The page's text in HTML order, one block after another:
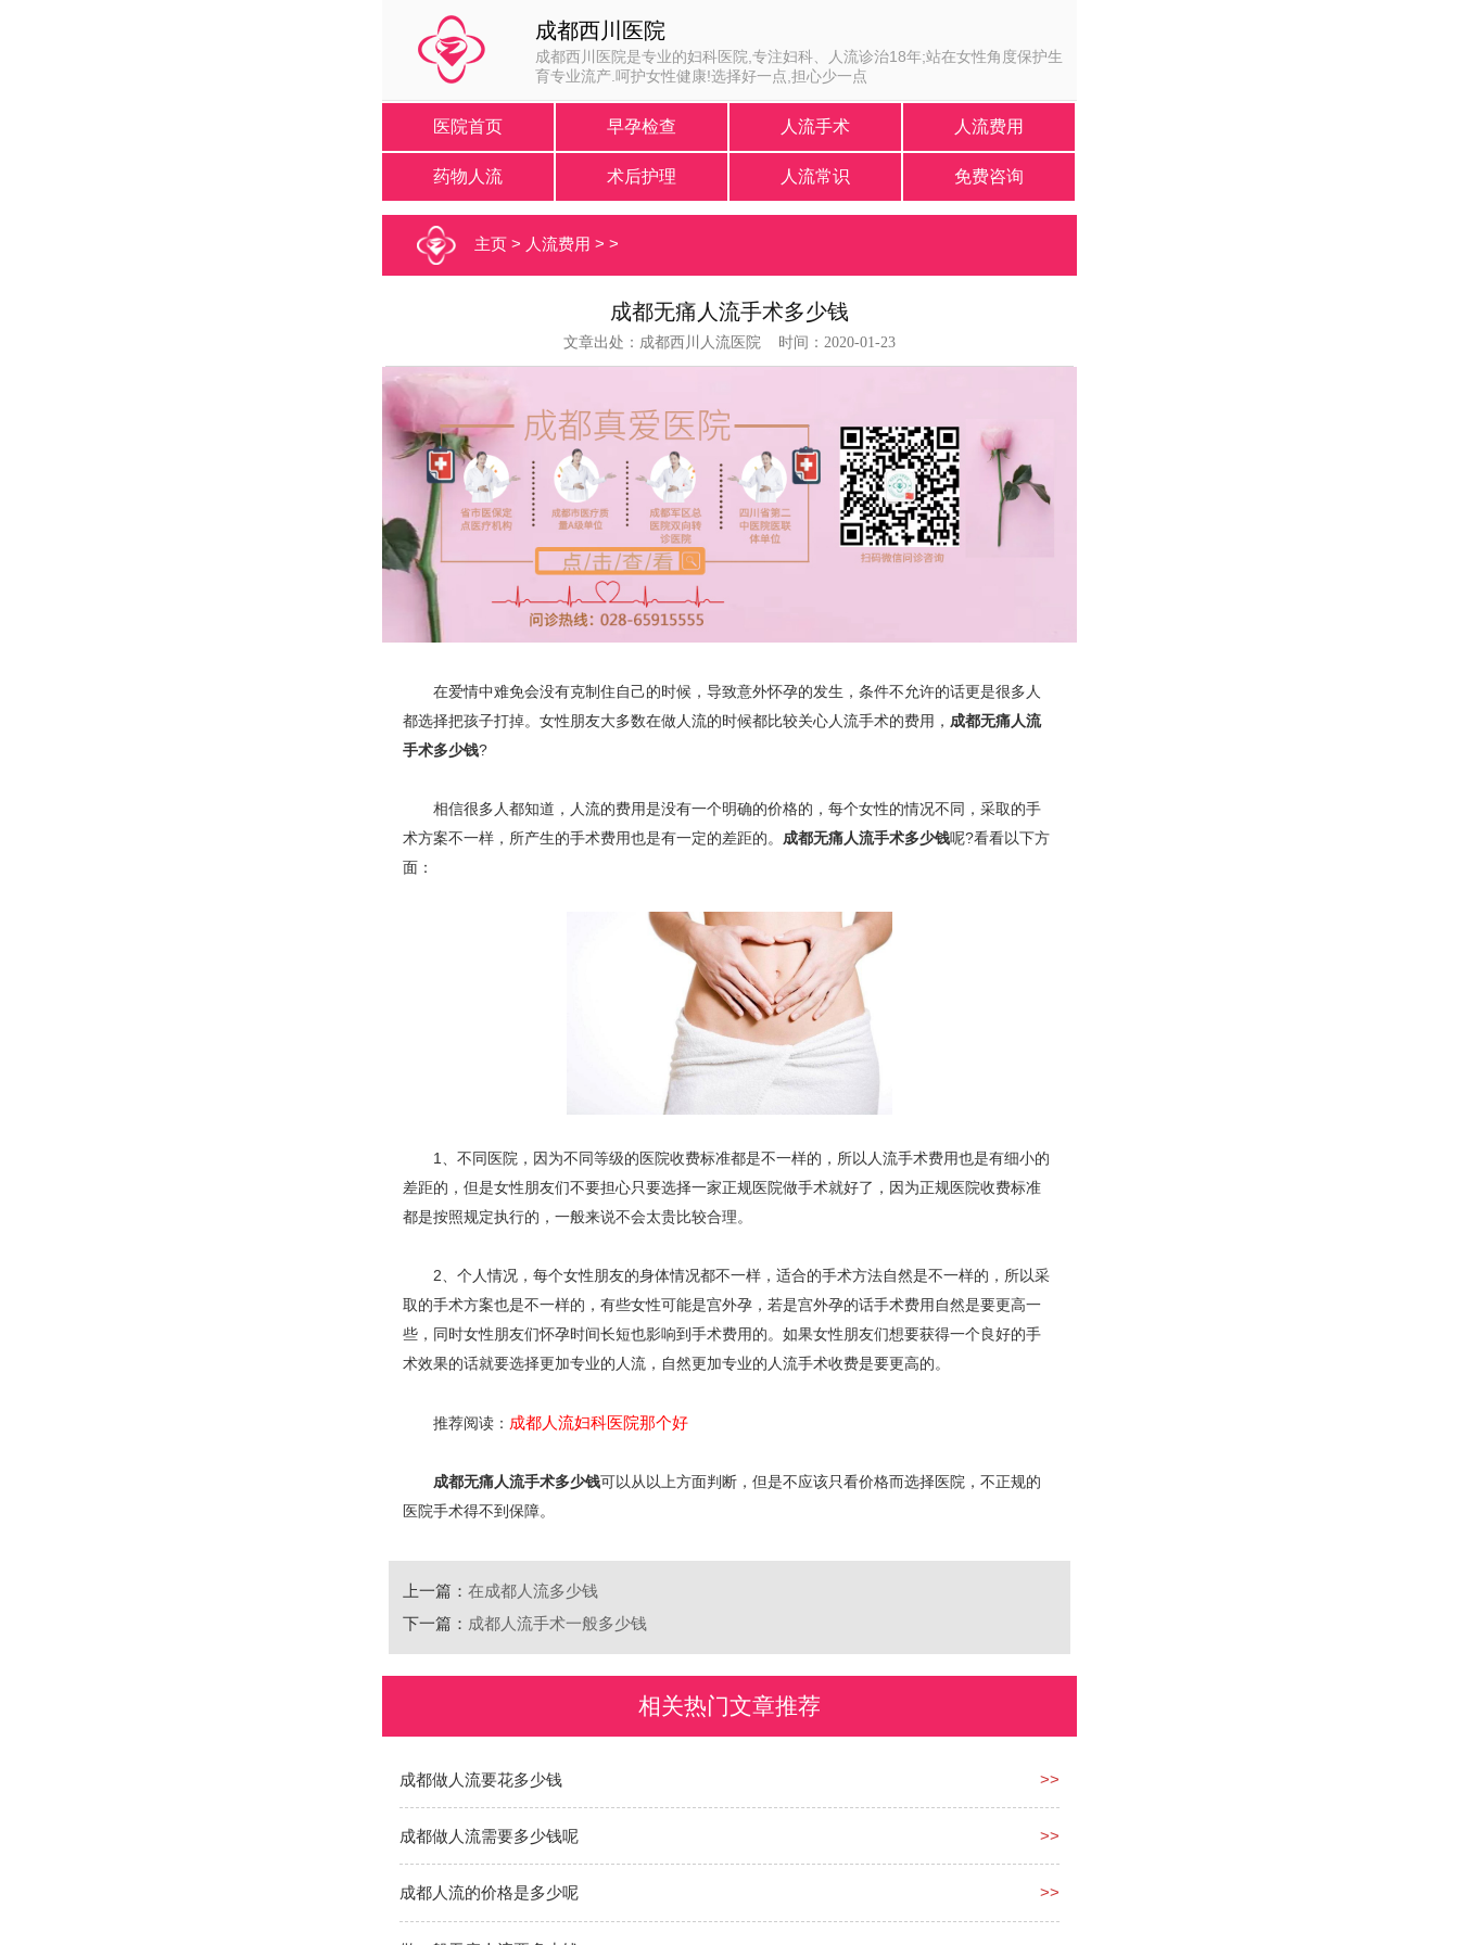
成都西川医院
成都西川医院是专业的妇科医院,专注妇科、人流诊治18年;站在女性角度保护生
育专业流产.呵护女性健康!选择好一点,担心少一点
医院首页 早孕检查 人流手术 人流费用
药物人流 术后护理 人流常识 免费咨询
主页> 人流费用 > >
成都无痛人流手术多少钱
文章出处：成都西川人流医院 时间：2020-01-23
在爱情中难免会没有克制住自己的时候，导致意外怀孕的发生，条件不允许的话更是很多人
都选择把孩子打掉。女性朋友大多数在做人流的时候都比较关心人流手术的费用， 成都无痛人流
手术多少钱?
相信很多人都知道，人流的费用是没有一个明确的价格的，每个女性的情况不同，采取的手
术方案不一样，所产生的手术费用也是有一定的差距的。 成都无痛人流手术多少钱呢?看看以下方
面：
1、不同医院，因为不同等级的医院收费标准都是不一样的，所以人流手术费用也是有细小的
差距的，但是女性朋友们不要担心只要选择一家正规医院做手术就好了，因为正规医院收费标准
都是按照规定执行的，一般来说不会太贵比较合理。
2、个人情况，每个女性朋友的身体情况都不一样，适合的手术方法自然是不一样的，所以采
取的手术方案也是不一样的，有些女性可能是宫外孕，若是宫外孕的话手术费用自然是要更高一
些，同时女性朋友们怀孕时间长短也影响到手术费用的。如果女性朋友们想要获得一个良好的手
术效果的话就要选择更加专业的人流，自然更加专业的人流手术收费是要更高的。
推荐阅读： 成都人流妇科医院那个好
成都无痛人流手术多少钱可以从以上方面判断，但是不应该只看价格而选择医院，不正规的
医院手术得不到保障。
上一篇：在成都人流多少钱
下一篇： 成都人流手术一般多少钱
相关热门文章推荐
成都做人流要花多少钱 >>
成都做人流需要多少钱呢 >>
成都人流的价格是多少呢 >>